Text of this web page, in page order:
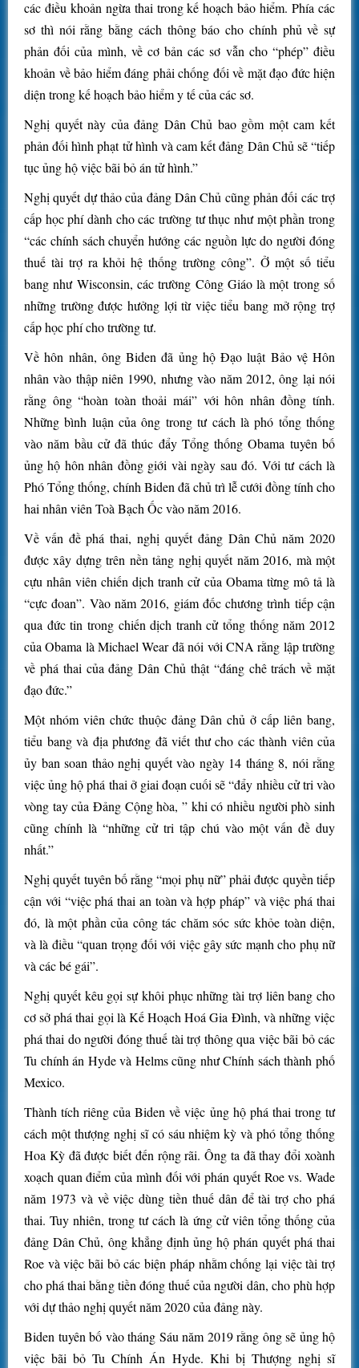
các điều khoản ngừa thai trong kế hoạch bảo hiểm. Phía các
sơ thì nói rằng bằng cách thông báo cho chính phủ về sự
phản đối của mình, về cơ bản các sơ vẫn cho “phép” điều
khoản về bảo hiểm đáng phải chống đối về mặt đạo đức hiện
diện trong kế hoạch bảo hiểm y tế của các sơ.
Nghị quyết này của đảng Dân Chủ bao gồm một cam kết
phản đối hình phạt tử hình và cam kết đảng Dân Chủ sẽ “tiếp
tục ủng hộ việc bãi bỏ án tử hình.”
Nghị quyết dự thảo của đảng Dân Chủ cũng phản đối các trợ
cấp học phí dành cho các trường tư thục như một phần trong
“các chính sách chuyển hướng các nguồn lực do người đóng
thuế tài trợ ra khỏi hệ thống trường công”. Ở một số tiểu
bang như Wisconsin, các trường Công Giáo là một trong số
những trường được hưởng lợi từ việc tiểu bang mở rộng trợ
cấp học phí cho trường tư.
Về hôn nhân, ông Biden đã ủng hộ Đạo luật Bảo vệ Hôn
nhân vào thập niên 1990, nhưng vào năm 2012, ông lại nói
rằng ông “hoàn toàn thoải mái” với hôn nhân đồng tính.
Những bình luận của ông trong tư cách là phó tổng thống
vào năm bầu cử đã thúc đẩy Tổng thống Obama tuyên bố
ủng hộ hôn nhân đồng giới vài ngày sau đó. Với tư cách là
Phó Tổng thống, chính Biden đã chủ trì lễ cưới đồng tính cho
hai nhân viên Toà Bạch Ốc vào năm 2016.
Về vấn đề phá thai, nghị quyết đảng Dân Chủ năm 2020
được xây dựng trên nền tảng nghị quyết năm 2016, mà một
cựu nhân viên chiến dịch tranh cử của Obama từng mô tả là
“cực đoan”. Vào năm 2016, giám đốc chương trình tiếp cận
qua đức tin trong chiến dịch tranh cử tổng thống năm 2012
của Obama là Michael Wear đã nói với CNA rằng lập trường
về phá thai của đảng Dân Chủ thật “đáng chê trách về mặt
đạo đức.”
Một nhóm viên chức thuộc đảng Dân chủ ở cấp liên bang,
tiểu bang và địa phương đã viết thư cho các thành viên của
ủy ban soan thảo nghị quyết vào ngày 14 tháng 8, nói rằng
việc ủng hộ phá thai ở giai đoạn cuối sẽ “đẩy nhiều cử tri vào
vòng tay của Đảng Cộng hòa, ” khi có nhiều người phò sinh
cũng chính là “những cử tri tập chú vào một vấn đề duy
nhất.”
Nghị quyết tuyên bố rằng “mọi phụ nữ” phải được quyền tiếp
cận với “việc phá thai an toàn và hợp pháp” và việc phá thai
đó, là một phần của công tác chăm sóc sức khỏe toàn diện,
và là điều “quan trọng đối với việc gây sức mạnh cho phụ nữ
và các bé gái”.
Nghị quyết kêu gọi sự khôi phục những tài trợ liên bang cho
cơ sở phá thai gọi là Kế Hoạch Hoá Gia Đình, và những việc
phá thai do người đóng thuế tài trợ thông qua việc bãi bỏ các
Tu chính án Hyde và Helms cũng như Chính sách thành phố
Mexico.
Thành tích riêng của Biden về việc ủng hộ phá thai trong tư
cách một thượng nghị sĩ có sáu nhiệm kỳ và phó tổng thống
Hoa Kỳ đã được biết đến rộng rãi. Ông ta đã thay đổi xoành
xoạch quan điểm của mình đối với phán quyết Roe vs. Wade
năm 1973 và về việc dùng tiền thuế dân để tài trợ cho phá
thai. Tuy nhiên, trong tư cách là ứng cử viên tổng thống của
đảng Dân Chủ, ông khẳng định ủng hộ phán quyết phá thai
Roe và việc bãi bỏ các biện pháp nhằm chống lại việc tài trợ
cho phá thai bằng tiền đóng thuế của người dân, cho phù hợp
với dự thảo nghị quyết năm 2020 của đảng này.
Biden tuyên bố vào tháng Sáu năm 2019 rằng ông sẽ ủng hộ
việc bãi bỏ Tu Chính Án Hyde. Khi bị Thượng nghị sĩ